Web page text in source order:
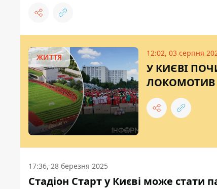
ЖИТТЯ 12:02, 03 серпня
У КИЄВІ
ЛОКОМОТИВ
17:36, 28 березня 2025
Стадіон Старт у Києві може стати